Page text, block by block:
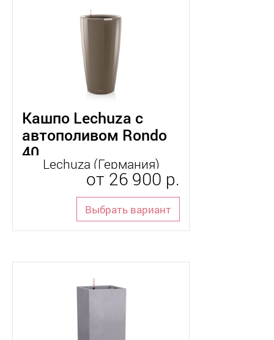
Lechuza
Владивосток
автополив
балконные
высокие
для_орхидеи
интерьерные
кашпо
комнатные
Кашпо Lechuza с
автополивом Rondo
40
Lechuza (Германия)
от 26 900 р.
Выбрать вариант